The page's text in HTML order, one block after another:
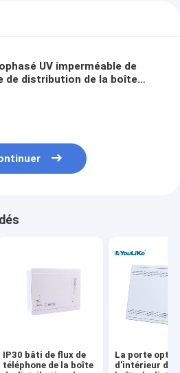
UV imperméable de
de distribution de la boîte
IP30 bâti de flux de
téléphone de la boîte
La porte
d'intérieur